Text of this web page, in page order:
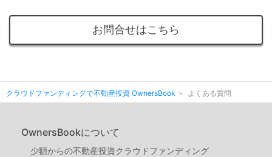
お問合せはこちら
クラウドファンディングで不動産投資 OwnersBook よくある質問
OwnersBookについて
少額からの不動産投資クラウドファンディング